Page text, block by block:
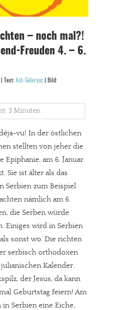
– noch mal?!
Freuden 4. – 6.
| Text: Aslı Güleryüz | Bild:
3 Minuten
vu! In der östlichen
stellten von jeher die
Epiphanie, am 6. Januar
Sie ist älter als das
Serbien zum Beispiel
nämlich am 6.
die Serben würde
Einiges wird in Serbien
sonst wo. Die richten
serbisch orthodoxen
Kalender.
der Jesus, da kann
Geburtstag feiern! Am
in Serbien eine Eiche,